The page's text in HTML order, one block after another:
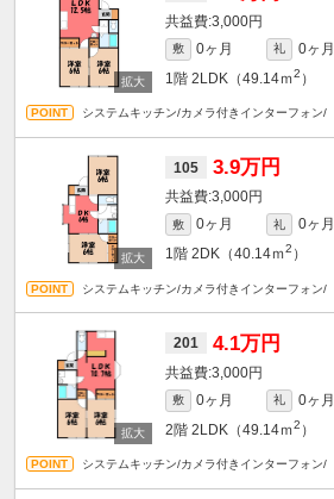
3,000円
敷 0ヶ月 礼
0ヶ月
1階 2LDK（49.14ｍ2 ）
システムキッチン/カメラ付きインターフォン/
105 3.9万円
3,000円
敷 0ヶ月 礼
0ヶ月
1階 2DK（40.14ｍ2 ）
システムキッチン/カメラ付きインターフォン/
201 4.1万円
3,000円
敷 0ヶ月 礼
0ヶ月
2階 2LDK（49.14ｍ2 ）
システムキッチン/カメラ付きインターフォン/